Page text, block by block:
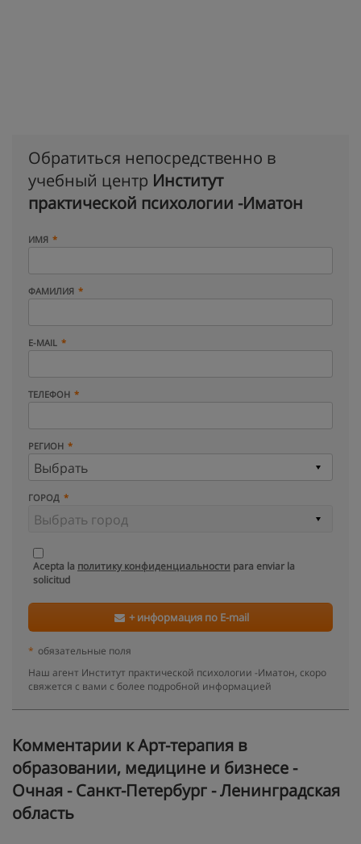
Обратиться непосредственно в
учебный центр Институт
практической психологии -Иматон
ИМЯ
ФАМИЛИЯ
E-MAIL
ТЕЛЕФОН
РЕГИОН
ГОРОД
Acepta la политику конфиденциальности para enviar la
solicitud
+ информация по E-mail
* обязательные поля
Наш агент Институт практической психологии -Иматон, скоро
свяжется с вами с более подробной информацией
Kомментарии к Арт-терапия в
образовании, медицине и бизнесе -
Очная - Санкт-Петербург - Ленинградская
область